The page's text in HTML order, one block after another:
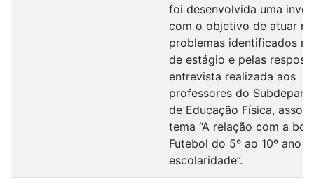
foi desenvolvida uma
com o objetivo de atuar
problemas identificados
de estágio e pelas
entrevista realizada aos
professores do
de Educação Física,
tema “A relação com a
Futebol do 5º ao 10º ano
escolaridade”.